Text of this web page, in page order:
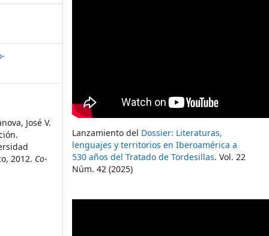
José V.
2012. Co-
Lanzamiento del Dossier: Literaturas,
lenguajes y territorios en Iberoamérica a
530 años del Tratado de Tordesillas. Vol. 22
Núm. 42 (2025)